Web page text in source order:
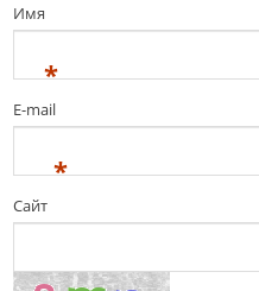
Имя
*
E-mail
*
Сайт